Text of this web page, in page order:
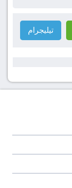
تيليجرام